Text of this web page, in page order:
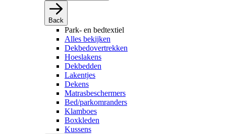
Back
Park- en bedtextiel
Alles bekijken
Dekbedovertrekken
Hoeslakens
Dekbedden
Lakentjes
Dekens
Matrasbeschermers
Bed/parkomranders
Klamboes
Boxkleden
Kussens